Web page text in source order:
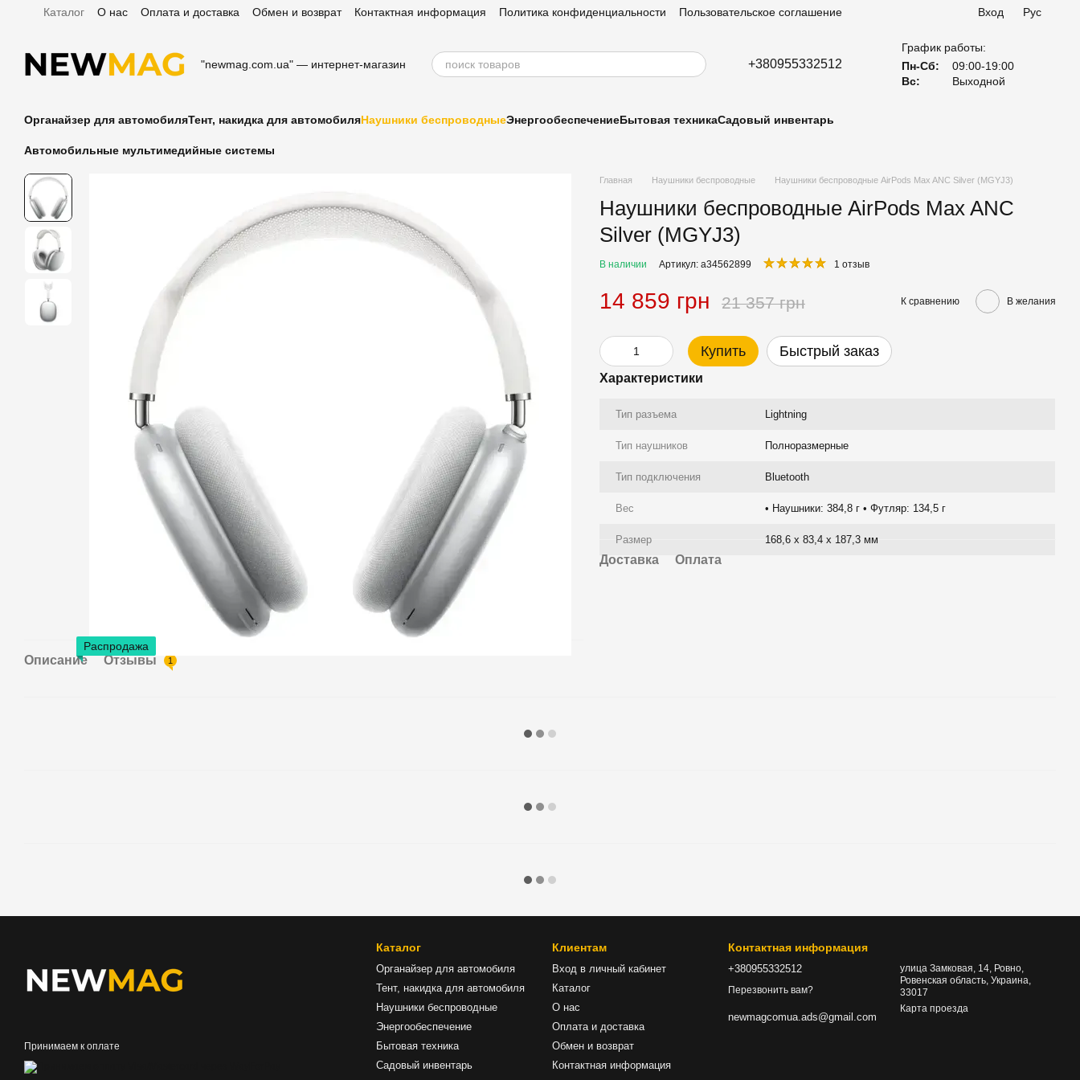
Перейти к основному контенту
Каталог О нас Оплата и доставка Обмен и возврат Контактная информация Политика конфиденциальности
Пользовательское соглашение
Вход Рус
"newmag.com.ua" — интернет-магазин +380955332512
График работы:
Пн-Сб:
09:00-19:00
Вс:
Выходной
Органайзер для автомобиляТент, накидка для автомобиляНаушники беспроводныеЭнергообеспечениеБытовая техникаСадовый инвентарь
Автомобильные мультимедийные системы
Распродажа
Описание Отзывы 1
Главная Наушники беспроводные Наушники беспроводные AirPods Max ANC Silver (MGYJ3)
Наушники беспроводные AirPods Max ANC
Silver (MGYJ3)
В наличии Артикул: a34562899 1 отзыв
14 859 грн 21 357 грн К сравнению В желания
Купить Быстрый заказ
Характеристики
Тип разъема Lightning
Тип наушников Полноразмерные
Тип подключения Bluetooth
Вес • Наушники: 384,8 г • Футляр: 134,5 г
Размер 168,6 x 83,4 x 187,3 мм
Доставка Оплата
Принимаем к оплате
Каталог
Органайзер для автомобиля
Тент, накидка для автомобиля
Наушники беспроводные
Энергообеспечение
Бытовая техника
Садовый инвентарь
Клиентам
Вход в личный кабинет
Каталог
О нас
Оплата и доставка
Обмен и возврат
Контактная информация
Контактная информация
+380955332512
Перезвонить вам?
newmagcomua.ads@gmail.com
улица Замковая, 14, Ровно,
Ровенская область, Украина,
33017
Карта проезда